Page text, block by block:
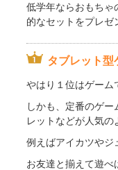
低学年ならおもちゃ
的なセットをプレゼ
タブレット型
やはり１位はゲーム
しかも、定番のゲ
レットなどが人気の
例えばアイカツやジ
お友達と揃えて遊べ